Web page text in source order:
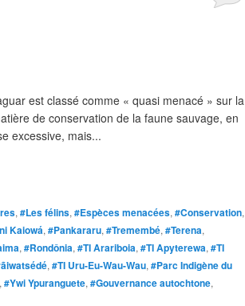
est classé comme « quasi menacé » sur la
de conservation de la faune sauvage, en
excessive, mais...
, #Les félins, #Espèces menacées, #Conservation,
Kaiowá, #Pankararu, #Tremembé, #Terena,
, #Rondônia, #TI Arariboia, #TI Apyterewa, #TI
, #TI Uru-Eu-Wau-Wau, #Parc Indigène du
, #Ywi Ypuranguete, #Gouvernance autochtone,